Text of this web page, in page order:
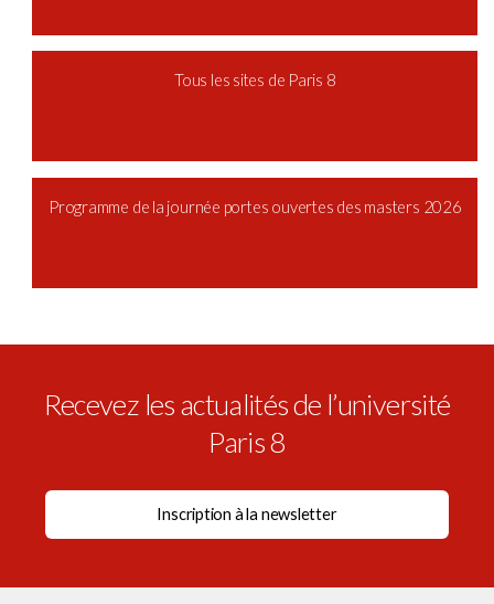
Tous les sites de Paris 8
Programme de la journée portes ouvertes des masters 2026
Recevez les actualités de l’université
Paris 8